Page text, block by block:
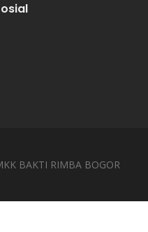
BAKTI RIMBA BOGOR